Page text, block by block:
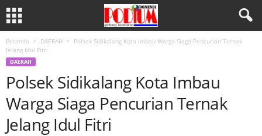
Beranda DAERAH
Polsek Sidikalang Kota Imbau Warga Siaga Pencurian Ternak
Jelang Idul Fitri
DAERAH
Polsek Sidikalang Kota Imbau
Warga Siaga Pencurian Ternak
Jelang Idul Fitri